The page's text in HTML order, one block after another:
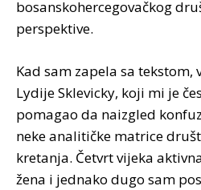
bosanskohercegovačkog
perspektive.
Kad sam zapela sa tekstom,
Lydije Sklevicky, koji mi je
pomagao da naizgled
neke analitičke matrice
kretanja. Četvrt vijeka
žena i jednako dugo sam